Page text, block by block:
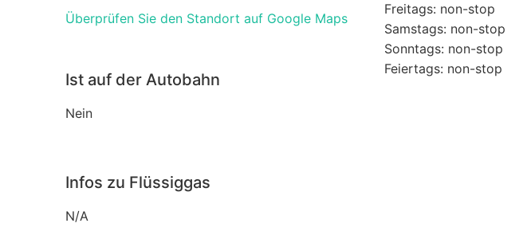
Überprüfen Sie den Standort auf Google Maps
Ist auf der Autobahn
Nein
Freitags: non-stop
Samstags: non-stop
Sonntags: non-stop
Feiertags: non-stop
Infos zu Flüssiggas
N/A